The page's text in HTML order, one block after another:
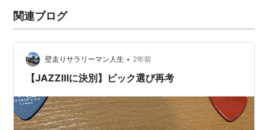
関連ブログ
壁走りサラリーマン人生 • 2年前
【JAZZⅢに決別】ピック選び再考